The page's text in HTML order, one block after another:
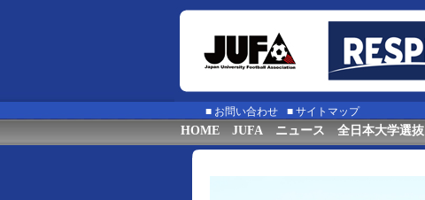
■ お問い合わせ ■ サイトマップ
HOME JUFA ニュース 全日本大学選抜